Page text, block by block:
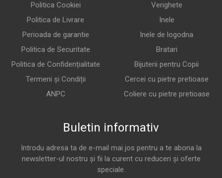
Politica Cookiei
Politica de Livrare
Perioada de garantie
Politica de Securitate
Politica de Confidențialitate
Termeni și Condiții
ANPC
Verighete
Inele
Inele de logodna
Bratari
Bijuterii pentru Copii
Cercei cu pietre pretioase
Coliere cu pietre pretioase
Buletin informativ
Introdu adresa ta de e-mail mai jos pentru a te abona la
newsletter-ul nostru și fii la curent cu reduceri și oferte
speciale.